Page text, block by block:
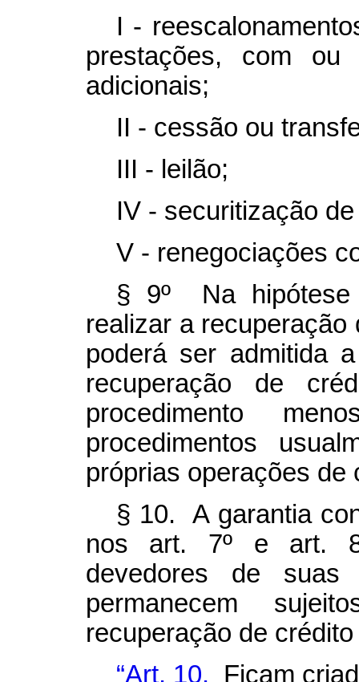
I -
prestações, com ou
adicionais;
II - cessão ou
III - leilão;
IV - securitização
V - renegociações
§ 9º Na hipótese
realizar a recuperação
poderá ser admitida
recuperação de
procedimento
procedimentos
próprias operações de
§ 10. A garantia
nos art. 7º e art.
devedores de suas
permanecem
recuperação de
“Art. 10. Ficam